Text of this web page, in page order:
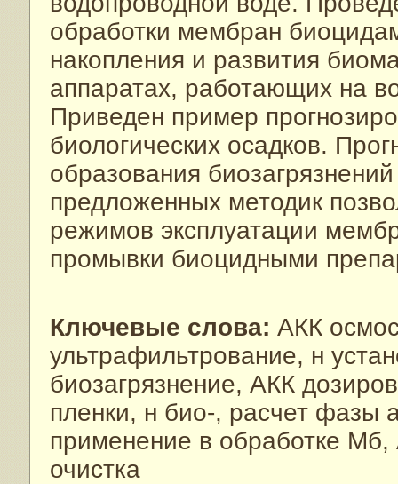
обработки мембран
накопления и развития
аппаратах, работающих на
Приведен пример
биологических осадков.
образования
предложенных методик
режимов эксплуатации
промывки биоцидными
Ключевые слова: АКК
ультрафильтрование, н
биозагрязнение, АКК
пленки, н био-, расчет фазы
применение в обработке
очистка